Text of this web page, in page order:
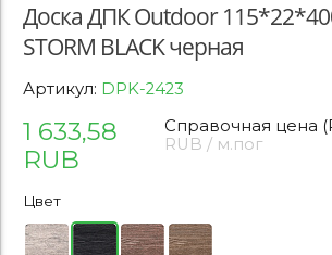
Доска ДПК Outdoor
STORM BLACK черная
Артикул: DPK-2423
1 633,58
RUB
Справочная цена
RUB / м.пог
Цвет